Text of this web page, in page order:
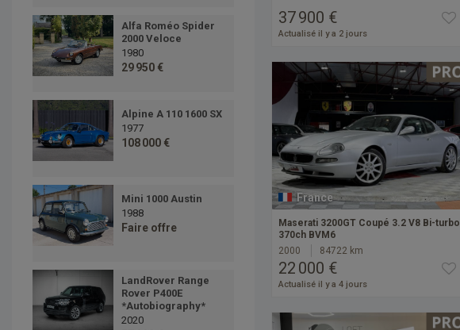
Alfa Roméo Spider
2000 Veloce
1980
29 950 €
Alpine A 110 1600 SX
1977
108 000 €
Mini 1000 Austin
1988
Faire offre
LandRover Range
Rover P400E
*Autobiography*
2020
37 900 €
Actualisé il y a 2 jours
France
Maserati 3200GT Coupé 3.2 V8 Bi-turbo
370ch BVM6
2000
84722 km
22 000 €
Actualisé il y a 4 jours